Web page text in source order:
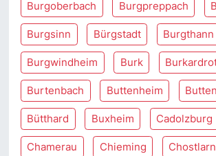
Burgoberbach Burgpreppach
Burgsinn Bürgstadt Burgthann
Burgwindheim Burk
Burtenbach Buttenheim
Bütthard Buxheim Cadolzburg
Chamerau Chieming Chostlarn